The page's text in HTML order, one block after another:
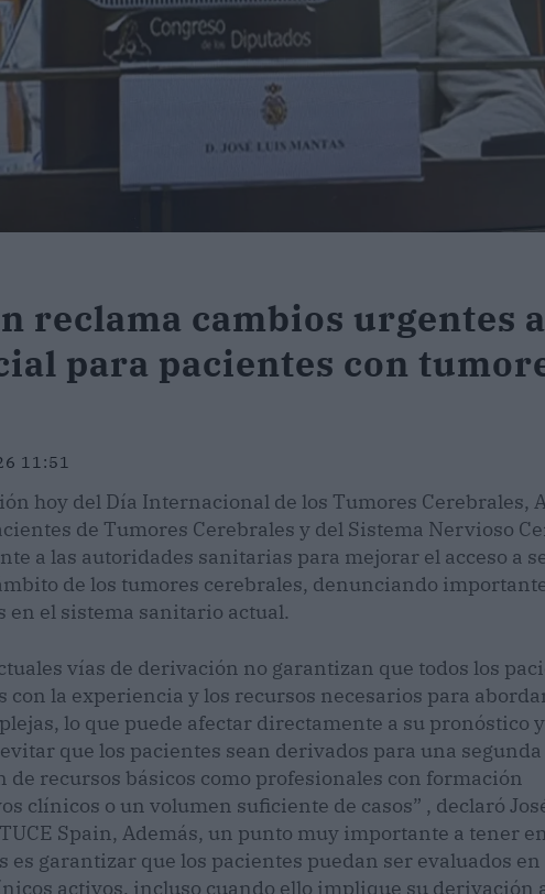
reclama cambios urgentes a
para pacientes con
11:51
hoy del Día Internacional de los Tumores Cerebrales,
de Tumores Cerebrales y del Sistema Nervioso
a las autoridades sanitarias para mejorar el acceso a
de los tumores cerebrales, denunciando
en el sistema sanitario actual.
vías de derivación no garantizan que todos los
con la experiencia y los recursos necesarios para
lo que puede afectar directamente a su pronóstico
que los pacientes sean derivados para una
de recursos básicos como profesionales con formación
clínicos o un volumen suficiente de casos” , declaró
Spain, Además, un punto muy importante a tener
es garantizar que los pacientes puedan ser evaluados en
activos, incluso cuando ello implique su derivación